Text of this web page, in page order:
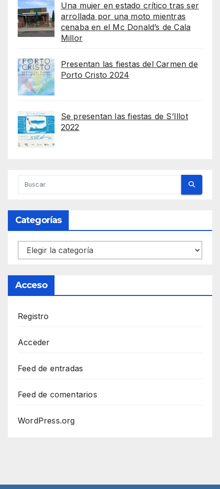
Una mujer en estado crítico tras ser
arrollada por una moto mientras
cenaba en el Mc Donald’s de Cala
Millor
Presentan las fiestas del Carmen de
Porto Cristo 2024
Se presentan las fiestas de S’Illot
2022
Categorías
Categorías
Acceso
Registro
Acceder
Feed de entradas
Feed de comentarios
WordPress.org